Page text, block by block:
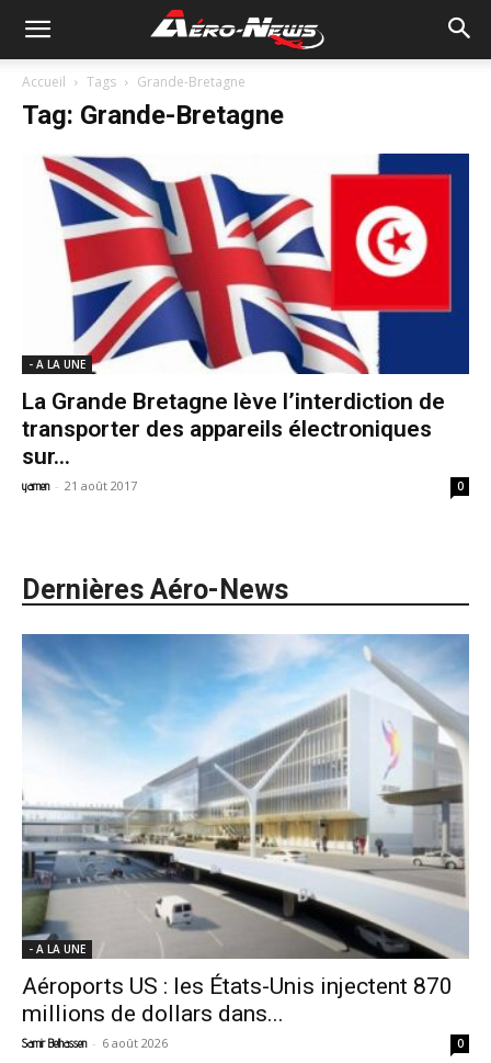
Accueil Tags Grande-Bretagne
Tag: Grande-Bretagne
- A LA UNE
La Grande Bretagne lève l’interdiction de
transporter des appareils électroniques
sur...
yamen - 21 août 2017 0
Dernières Aéro-News
- A LA UNE
Aéroports US : les États-Unis injectent 870
millions de dollars dans...
Samir Belhassen - 6 août 2026 0